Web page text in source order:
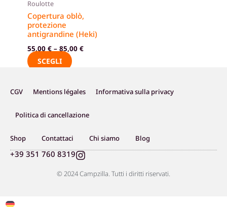
Roulotte
Copertura oblò,
protezione
antigrandine (Heki)
55,00€ –85,00€
SCEGLI
essere
nella
pagina
del
CGV Mentions légales Informativa sulla privacy
Politica di cancellazione
Shop Contattaci Chi siamo Blog
© 2024 Campzilla. Tutti i diritti riservati.
+39 351 760 8319 I
s